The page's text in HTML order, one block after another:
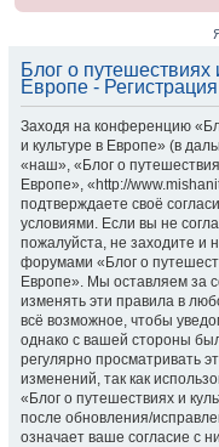
Блог о путешествиях
Европе - Регистрация
Заходя на конференцию
и культуре в Европе» (в
«наш», «Блог о
Европе», «http://
подтверждаете своё
условиями. Если вы не
пожалуйста, не заходите и
форумами «Блог о
Европе». Мы оставляем за
изменять эти правила в
всё возможное, чтобы
однако с вашей стороны
регулярно просматривать
изменений, так как
«Блог о путешествиях и
после обновления/
означает ваше согласие с